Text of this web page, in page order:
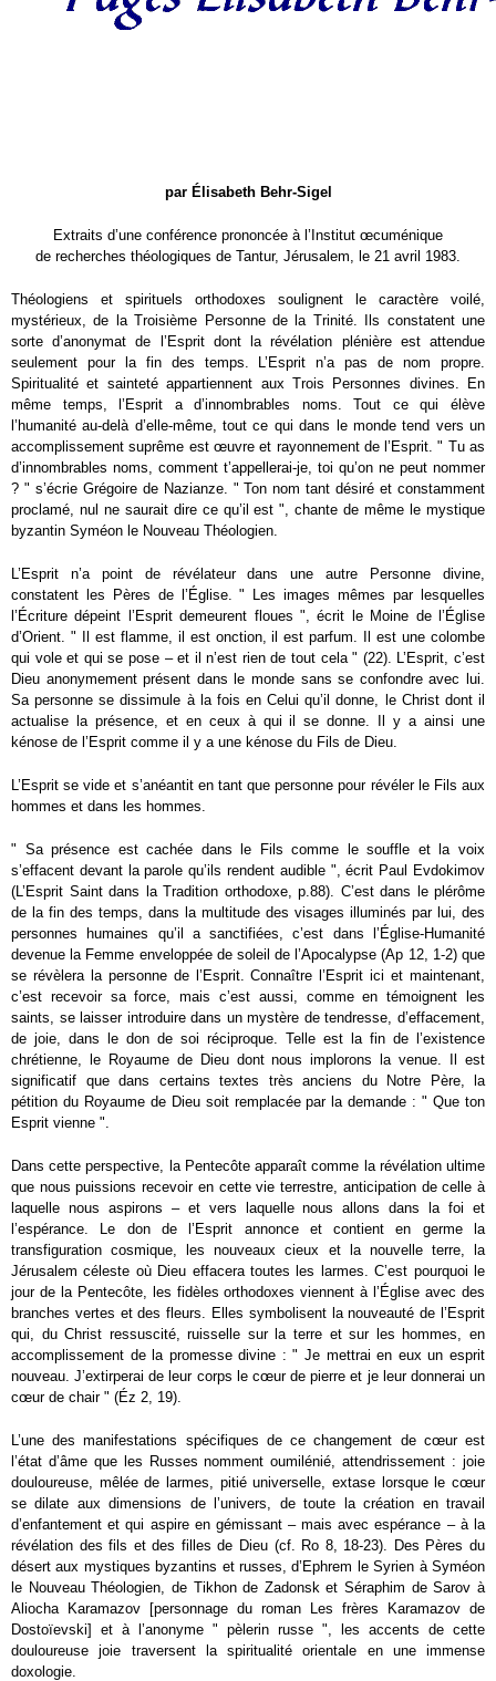
par Élisabeth Behr-Sigel
Extraits d’une conférence prononcée à l’Institut œcuménique
de recherches théologiques de Tantur, Jérusalem, le 21 avril 1983.
Théologiens et spirituels orthodoxes soulignent le caractère voilé,
mystérieux, de la Troisième Personne de la Trinité. Ils constatent une
sorte d’anonymat de l’Esprit dont la révélation plénière est attendue
seulement pour la fin des temps. L’Esprit n’a pas de nom propre.
Spiritualité et sainteté appartiennent aux Trois Personnes divines. En
même temps, l’Esprit a d’innombrables noms. Tout ce qui élève
l’humanité au-delà d’elle-même, tout ce qui dans le monde tend vers un
accomplissement suprême est œuvre et rayonnement de l’Esprit. " Tu as
d’innombrables noms, comment t’appellerai-je, toi qu’on ne peut nommer
? " s’écrie Grégoire de Nazianze. " Ton nom tant désiré et constamment
proclamé, nul ne saurait dire ce qu’il est ", chante de même le mystique
byzantin Syméon le Nouveau Théologien.
L’Esprit n’a point de révélateur dans une autre Personne divine,
constatent les Pères de l’Église. " Les images mêmes par lesquelles
l’Écriture dépeint l’Esprit demeurent floues ", écrit le Moine de l’Église
d’Orient. " Il est flamme, il est onction, il est parfum. Il est une colombe
qui vole et qui se pose – et il n’est rien de tout cela " (22). L’Esprit, c’est
Dieu anonymement présent dans le monde sans se confondre avec lui.
Sa personne se dissimule à la fois en Celui qu’il donne, le Christ dont il
actualise la présence, et en ceux à qui il se donne. Il y a ainsi une
kénose de l’Esprit comme il y a une kénose du Fils de Dieu.
L’Esprit se vide et s’anéantit en tant que personne pour révéler le Fils aux
hommes et dans les hommes.
" Sa présence est cachée dans le Fils comme le souffle et la voix
s’effacent devant la parole qu’ils rendent audible ", écrit Paul Evdokimov
(L’Esprit Saint dans la Tradition orthodoxe, p.88). C’est dans le plérôme
de la fin des temps, dans la multitude des visages illuminés par lui, des
personnes humaines qu’il a sanctifiées, c’est dans l’Église-Humanité
devenue la Femme enveloppée de soleil de l’Apocalypse (Ap 12, 1-2) que
se révèlera la personne de l’Esprit. Connaître l’Esprit ici et maintenant,
c’est recevoir sa force, mais c’est aussi, comme en témoignent les
saints, se laisser introduire dans un mystère de tendresse, d’effacement,
de joie, dans le don de soi réciproque. Telle est la fin de l’existence
chrétienne, le Royaume de Dieu dont nous implorons la venue. Il est
significatif que dans certains textes très anciens du Notre Père, la
pétition du Royaume de Dieu soit remplacée par la demande : " Que ton
Esprit vienne ".
Dans cette perspective, la Pentecôte apparaît comme la révélation ultime
que nous puissions recevoir en cette vie terrestre, anticipation de celle à
laquelle nous aspirons – et vers laquelle nous allons dans la foi et
l’espérance. Le don de l’Esprit annonce et contient en germe la
transfiguration cosmique, les nouveaux cieux et la nouvelle terre, la
Jérusalem céleste où Dieu effacera toutes les larmes. C’est pourquoi le
jour de la Pentecôte, les fidèles orthodoxes viennent à l’Église avec des
branches vertes et des fleurs. Elles symbolisent la nouveauté de l’Esprit
qui, du Christ ressuscité, ruisselle sur la terre et sur les hommes, en
accomplissement de la promesse divine : " Je mettrai en eux un esprit
nouveau. J’extirperai de leur corps le cœur de pierre et je leur donnerai un
cœur de chair " (Éz 2, 19).
L’une des manifestations spécifiques de ce changement de cœur est
l’état d’âme que les Russes nomment oumilénié, attendrissement : joie
douloureuse, mêlée de larmes, pitié universelle, extase lorsque le cœur
se dilate aux dimensions de l’univers, de toute la création en travail
d’enfantement et qui aspire en gémissant – mais avec espérance – à la
révélation des fils et des filles de Dieu (cf. Ro 8, 18-23). Des Pères du
désert aux mystiques byzantins et russes, d’Ephrem le Syrien à Syméon
le Nouveau Théologien, de Tikhon de Zadonsk et Séraphim de Sarov à
Aliocha Karamazov [personnage du roman Les frères Karamazov de
Dostoïevski] et à l’anonyme " pèlerin russe ", les accents de cette
douloureuse joie traversent la spiritualité orientale en une immense
doxologie.